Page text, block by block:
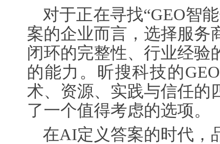
对于正在寻找“GEO智
案的企业而言，选择服务
闭环的完整性、行业经验
的能力。昕搜科技的
术、资源、实践与信任的
了一个值得考虑的选项。
在AI定义答案的时代，